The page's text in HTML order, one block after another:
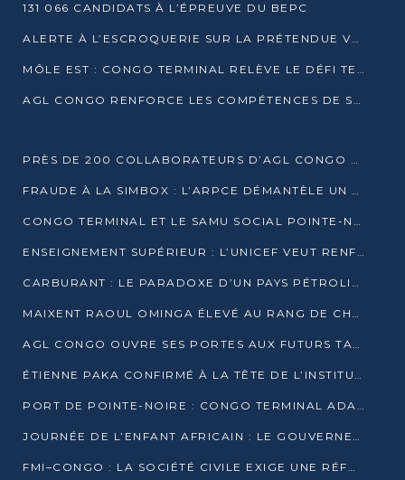
131 066 CANDIDATS À L’ÉPREUVE DU BEPC
ALERTE À L’ESCROQUERIE SUR LA PRÉTENDUE VENTE DE PARCELLES AFAT
MÔLE EST : CONGO TERMINAL RELÈVE LE DÉFI TECHNIQUE DES SABLES BITUMINEUX
AGL CONGO RENFORCE LES COMPÉTENCES DE SES ÉQUIPES AVEC LA CERTIFICATION CACES® R483
PRÈS DE 200 COLLABORATEURS D’AGL CONGO EN FORMATION JUSQU’EN JUILLET
FRAUDE À LA SIMBOX : L’ARPCE DÉMANTÈLE UN RÉSEAU UTILISANT DES CARTES SIM OUGANDAISES
CONGO TERMINAL ET LE SAMU SOCIAL POINTE-NOIRE RENOUVELLENT LEUR PARTENARIAT EN FAVEUR DES JEUNES VULNÉRABLES
ENSEIGNEMENT SUPÉRIEUR : L’UNICEF VEUT RENFORCER LA RECHERCHE SUR LES QUESTIONS DE L’ENFANCE
CARBURANT : LE PARADOXE D’UN PAYS PÉTROLIER CONFRONTÉ À DES PÉNURIES RÉCURRENTES
MAIXENT RAOUL OMINGA ÉLEVÉ AU RANG DE CHEVALIER DE L’ORDRE DE L’AMITIÉ ENTRE LA RUSSIE ET LE CONGO
AGL CONGO OUVRE SES PORTES AUX FUTURS TALENTS DE LA LOGISTIQUE
ÉTIENNE PAKA CONFIRMÉ À LA TÊTE DE L’INSTITUT GÉOGRAPHIQUE NATIONAL
PORT DE POINTE-NOIRE : CONGO TERMINAL ADAPTE SON DRAGAGE AUX SABLES BITUMINEUX
JOURNÉE DE L’ENFANT AFRICAIN : LE GOUVERNEMENT RÉAFFIRME SON ENGAGEMENT POUR L’ACCÈS À L’EAU ET À L’ASSAINISSEMENT
FMI–CONGO : LA SOCIÉTÉ CIVILE EXIGE UNE RÉFORME DE LA FISCALITÉ PÉTROLIÈRE